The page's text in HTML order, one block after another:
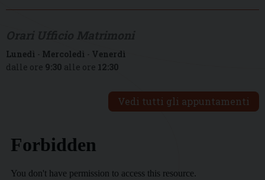
Lunedì - Mercoledì - Venerdì
dalle ore 9:30 alle ore 12:30
Vedi tutti gli appuntamenti